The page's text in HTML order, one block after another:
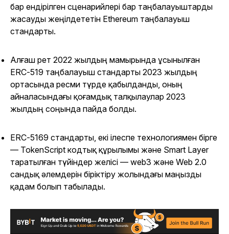
бар ендірілген сценарийлері бар таңбалауыштарды
жасауды жеңілдететін Ethereum таңбалауыш
стандарты.
Алғаш рет 2022 жылдың мамырында ұсынылған
ERC-519 таңбалауыш стандарты 2023 жылдың
ортасында ресми түрде қабылданды, оның
айналасындағы қоғамдық талқылаулар 2023
жылдың соңында пайда болды.
ERC-5169 стандарты, екі ілеспе технологиямен бірге
— TokenScript кодтық құрылымы және Smart Layer
таратылған түйіндер желісі — web3 және Web 2.0
сандық әлемдерін біріктіру жолындағы маңызды
қадам болып табылады.